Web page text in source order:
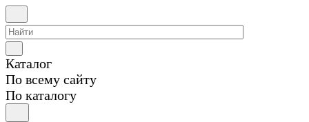
Каталог
По всему сайту
По каталогу